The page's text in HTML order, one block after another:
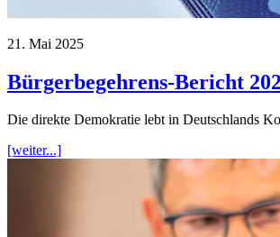
21. Mai 2025
Bürgerbegehrens-Bericht
Die direkte Demokratie lebt in Deutschlands
[weiter...]